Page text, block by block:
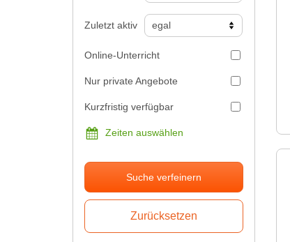
Zuletzt aktiv
Online-Unterricht
Nur private Angebote
Kurzfristig verfügbar
Zeiten auswählen
Suche verfeinern